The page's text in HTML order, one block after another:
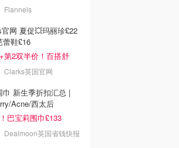
Flannels
网 夏促💥玛丽珍£22
蕾鞋£16
第2双半价！百搭舒
Clarks英国官网
巾 新生季折扣汇总 |
Acne/西太后
巴宝莉围巾£133
Dealmoon英国省钱快报